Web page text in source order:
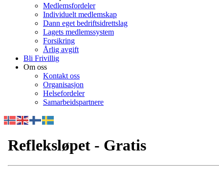
Medlemsfordeler
Individuelt medlemskap
Dann eget bedriftsidrettslag
Lagets medlemssystem
Forsikring
Årlig avgift
Bli Frivillig
Om oss
Kontakt oss
Organisasjon
Helsefordeler
Samarbeidspartnere
Refleksløpet - Gratis